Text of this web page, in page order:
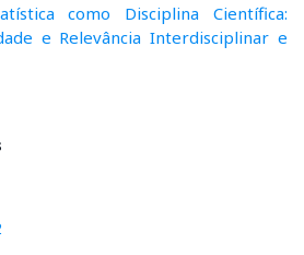
como Disciplina Científica:
e Relevância Interdisciplinar e